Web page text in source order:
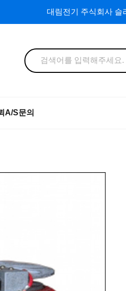
대림전기 주식회사 슬
A/S문의